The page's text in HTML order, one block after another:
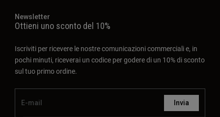
Newsletter
Ottieni uno sconto del 10%
Iscriviti per ricevere le nostre comunicazioni commerciali e, in
pochi minuti, riceverai un codice per godere di un 10% di sconto
sul tuo primo ordine.
Invia